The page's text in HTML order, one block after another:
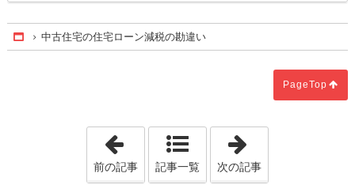
Home
中古住宅の住宅ローン減税の勘違い
PageTop
「「残クレでマイホーム」って本当に
前の記事 記事一覧 次の記事